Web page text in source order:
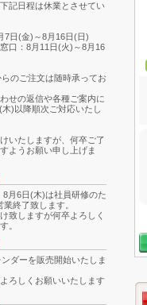
記日程は休業とさせてい
7日(金)～8月16日(日)
口：8月11日(火)～8月16
のご注文は随時承ってお
せの返信や各種ご案内に
)以降順次ご対応いたし
いたしますが、何卒ご了
ようお願い申し上げま
8月6日(木)は社員研修のた
終了致します。
致しますが何卒よろしく
。
ダーを販売開始いたしま
ろしくお願いいたします